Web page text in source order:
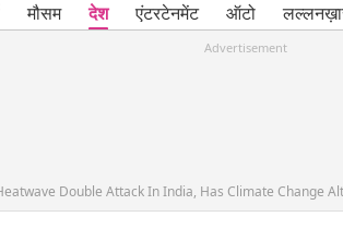
मौसम देश एंटरटेनमेंट ऑटो
Advertisement